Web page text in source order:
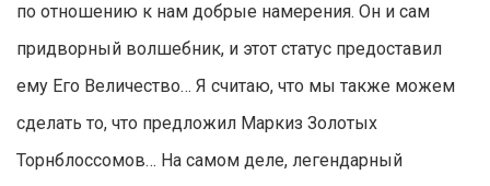
по отношению к нам добрые намерения. Он и сам
придворный волшебник, и этот статус предоставил
ему Его Величество… Я считаю, что мы также можем
сделать то, что предложил Маркиз Золотых
Торнблоссомов… На самом деле, легендарный